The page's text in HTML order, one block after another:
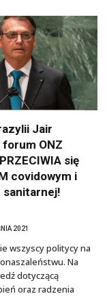
Jair
ONZ
się
covidowym i
sanitarnej!
2021
wszyscy politycy na
Na
dotyczącą
oraz radzenia